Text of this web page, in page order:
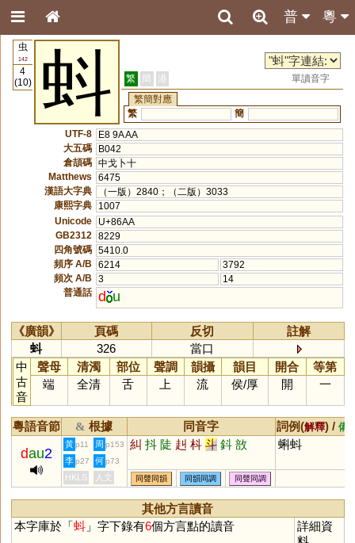
粵
普
虫
142
4
(10)
蚪 繁 簡 港
單讀音字
繁簡對應
繁
簡
UTF-8
E8 9A AA
大五碼
B042
倉頡碼 中戈卜十
Matthews
6475
漢語大字典
（一版）2840；（二版）3033
康熙字典
1007
Unicode
U+86AA
GB2312
8229
四角號碼 5410.0
頻序 A/B
6214
3792
頻次 A/B
3
14
普通話 d u
《廣韻》 頁碼 反切
註解
蚪
326
當口
中
古
音
聲母 清濁 部位 聲調 韻攝 韻目 開合
等第
端
全清 舌 上 流 侯/厚 開 一
粵語音節 & 根據 同音字 詞例(解釋) / 備
dau2
黃 p11 周 p153 糾 抖 陡 赳 枓 斗 鈄 敨 蝌蚪
李 p27 何 p73
HKLS 人文 同聲同韻 同韻同調 同聲同調
其他方言讀音
本字庫於「蚪」字下錄有6個方言點的讀音
詳細資